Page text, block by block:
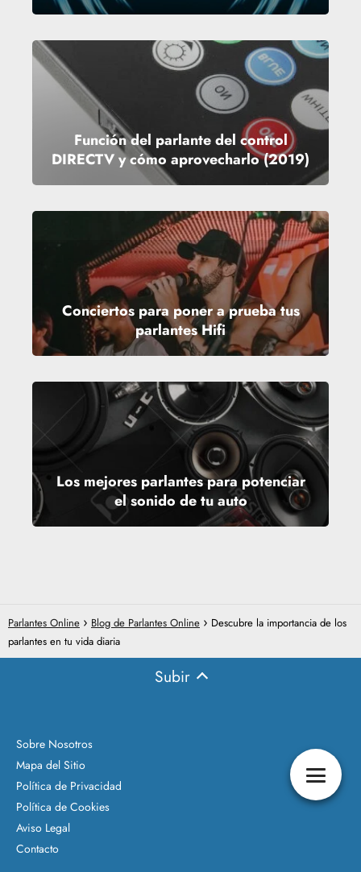
Función del parlante del control
DIRECTV y cómo aprovecharlo (2019)
Conciertos para poner a prueba tus
parlantes Hifi
Los mejores parlantes para potenciar
el sonido de tu auto
Parlantes Online Blog de Parlantes Online
Descubre la importancia de los
parlantes en tu vida diaria
Subir
Sobre Nosotros
Mapa del Sitio
Política de Privacidad
Política de Cookies
Aviso Legal
Contacto